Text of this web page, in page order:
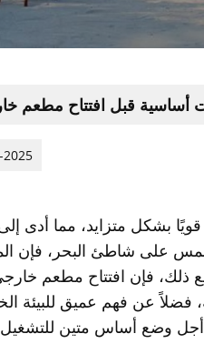
أساسية قبل افتتاح مطعم
2025
بشكل متزايد، مما أدى
على شاطئ البحر، فإن
ذلك، فإن افتتاح مطعم
فضلاً عن فهم عميق للبيئة